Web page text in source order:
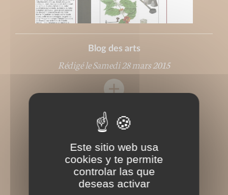
Blog des arts
Rédigé le Samedi 28 mars 2015
Este sitio web usa
cookies y te permite
controlar las que
deseas activar